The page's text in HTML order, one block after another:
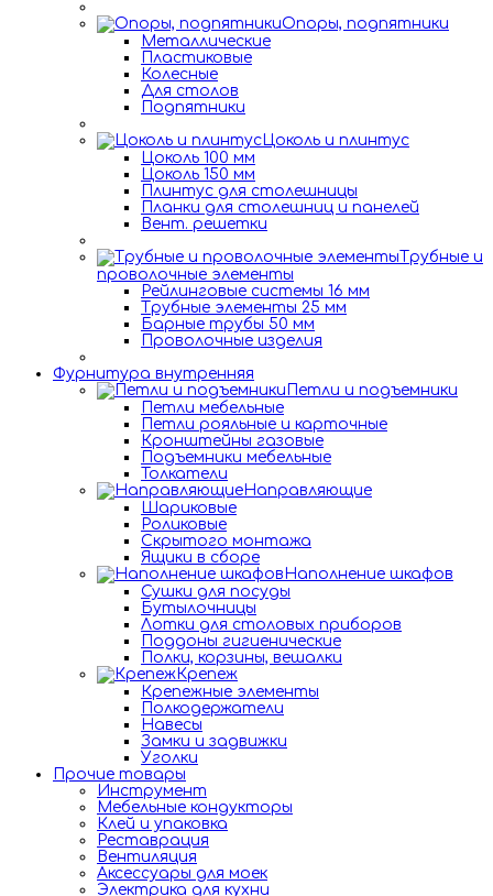
Опоры, подпятники
Металлические
Пластиковые
Колесные
Для столов
Подпятники
Цоколь и плинтус
Цоколь 100 мм
Цоколь 150 мм
Плинтус для столешницы
Планки для столешниц и панелей
Вент. решетки
Трубные и
проволочные элементы
Рейлинговые системы 16 мм
Трубные элементы 25 мм
Барные трубы 50 мм
Проволочные изделия
Фурнитура внутренняя
Петли и подъемники
Петли мебельные
Петли рояльные и карточные
Кронштейны газовые
Подъемники мебельные
Толкатели
Направляющие
Шариковые
Роликовые
Скрытого монтажа
Ящики в сборе
Наполнение шкафов
Сушки для посуды
Бутылочницы
Лотки для столовых приборов
Поддоны гигиенические
Полки, корзины, вешалки
Крепеж
Крепежные элементы
Полкодержатели
Навесы
Замки и задвижки
Уголки
Прочие товары
Инструмент
Мебельные кондукторы
Клей и упаковка
Реставрация
Вентиляция
Аксессуары для моек
Электрика для кухни